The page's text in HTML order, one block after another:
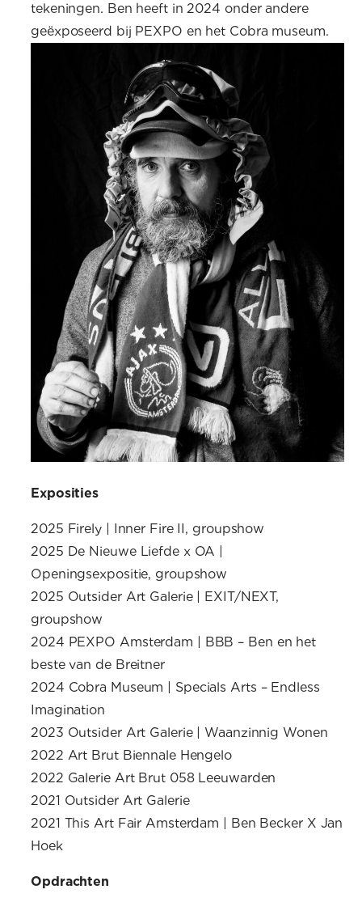
tekeningen. Ben heeft in 2024 onder andere
geëxposeerd bij PEXPO en het Cobra museum.
Exposities
2025 Firely | Inner Fire II, groupshow
2025 De Nieuwe Liefde x OA |
Openingsexpositie, groupshow
2025 Outsider Art Galerie | EXIT/NEXT,
groupshow
2024 PEXPO Amsterdam | BBB – Ben en het
beste van de Breitner
2024 Cobra Museum | Specials Arts – Endless
Imagination
2023 Outsider Art Galerie | Waanzinnig Wonen
2022 Art Brut Biennale Hengelo
2022 Galerie Art Brut 058 Leeuwarden
2021 Outsider Art Galerie
2021 This Art Fair Amsterdam | Ben Becker X Jan
Hoek
Opdrachten